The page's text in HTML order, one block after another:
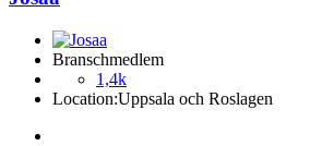
Branschmedlem
1,4k
Location:Uppsala och Roslagen